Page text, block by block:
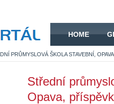
HOME
Střední
Opava,